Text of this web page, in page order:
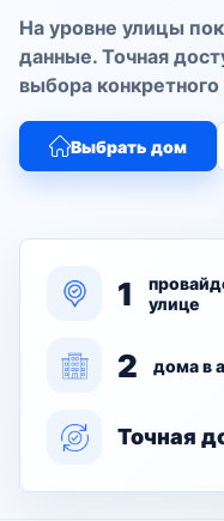
На уровне улицы
данные. Точная
выбора
Выбрать дом
1
улице
2 дома в
Точная